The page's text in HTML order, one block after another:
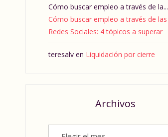
Cómo buscar empleo a través de la...
Cómo buscar empleo a través de las
Redes Sociales: 4 tópicos a superar
teresalv en Liquidación por cierre
Archivos